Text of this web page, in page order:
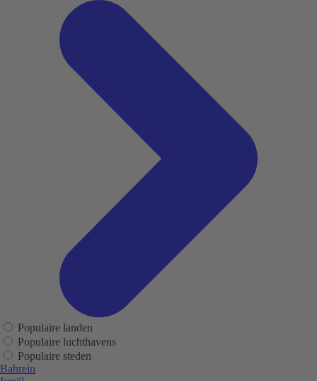
Populaire landen
Populaire luchthavens
Populaire steden
Bahrein